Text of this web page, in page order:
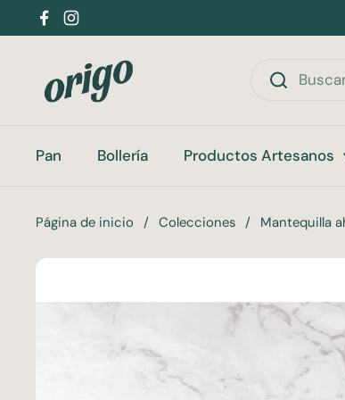
Ir al contenido
Facebook
Instagram
Pan Bollería Productos Artesanos
Página de inicio / Colecciones / Mantequilla